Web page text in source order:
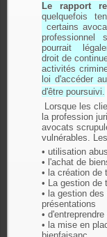
Le rapport
quelquefois
certains
pourrait
droit de
activités
loi d'accéder
d'être poursuivi.
Lorsque les
la profession
avocats
vulnérables.
• utilisation
• l'achat de
• la création de
• La gestion de
• la gestion
présentations
•
• la mise en